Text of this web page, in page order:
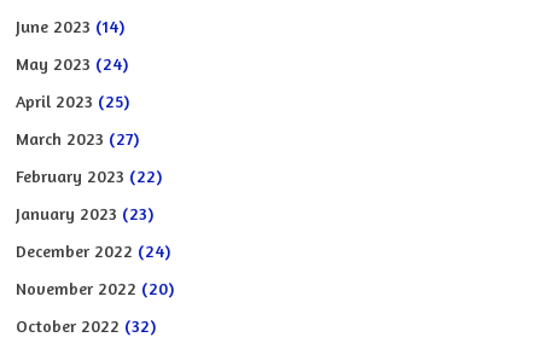
June 2023 (14)
May 2023 (24)
April 2023 (25)
March 2023 (27)
February 2023 (22)
January 2023 (23)
December 2022 (24)
November 2022 (20)
October 2022 (32)